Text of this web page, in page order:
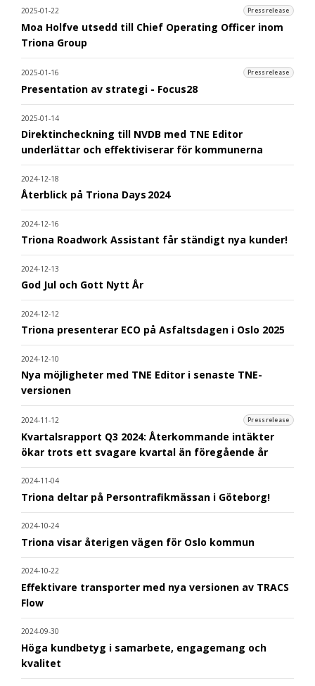
2025-01-22 Pressrelease
Moa Holfve utsedd till Chief Operating Officer inom
Triona Group
2025-01-16 Pressrelease
Presentation av strategi - Focus28
2025-01-14
Direktincheckning till NVDB med TNE Editor
underlättar och effektiviserar för kommunerna
2024-12-18
Återblick på Triona Days 2024
2024-12-16
Triona Roadwork Assistant får ständigt nya kunder!
2024-12-13
God Jul och Gott Nytt År
2024-12-12
Triona presenterar ECO på Asfaltsdagen i Oslo 2025
2024-12-10
Nya möjligheter med TNE Editor i senaste TNE-
versionen
2024-11-12 Pressrelease
Kvartalsrapport Q3 2024: Återkommande intäkter
ökar trots ett svagare kvartal än föregående år
2024-11-04
Triona deltar på Persontrafikmässan i Göteborg!
2024-10-24
Triona visar återigen vägen för Oslo kommun
2024-10-22
Effektivare transporter med nya versionen av TRACS
Flow
2024-09-30
Höga kundbetyg i samarbete, engagemang och
kvalitet